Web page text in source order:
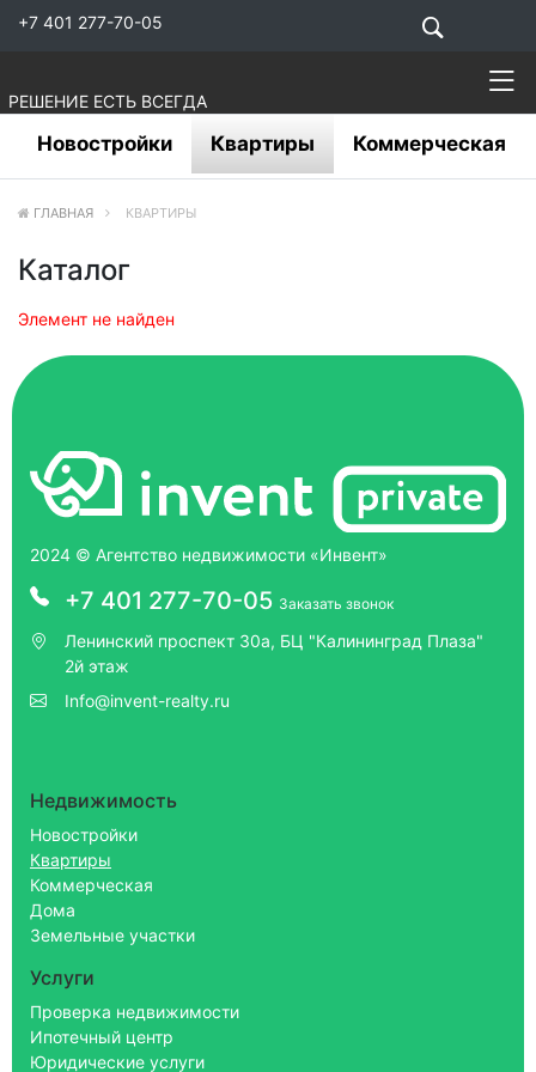
+7 401 277-70-05
РЕШЕНИЕ ЕСТЬ ВСЕГДА
Новостройки Квартиры Коммерческая
ГЛАВНАЯ КВАРТИРЫ
Каталог
Элемент не найден
2024 © Агентство недвижимости «Инвент»
+7 401 277-70-05 Заказать звонок
Ленинский проспект 30а, БЦ "Калининград Плаза"
2й этаж
Info@invent-realty.ru
Недвижимость
Новостройки
Квартиры
Коммерческая
Дома
Земельные участки
Услуги
Проверка недвижимости
Ипотечный центр
Юридические услуги